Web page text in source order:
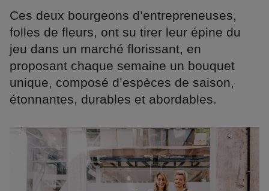
Ces deux bourgeons d’entrepreneuses,
folles de fleurs, ont su tirer leur épine du
jeu dans un marché florissant, en
proposant chaque semaine un bouquet
unique, composé d’espèces de saison,
étonnantes, durables et abordables.